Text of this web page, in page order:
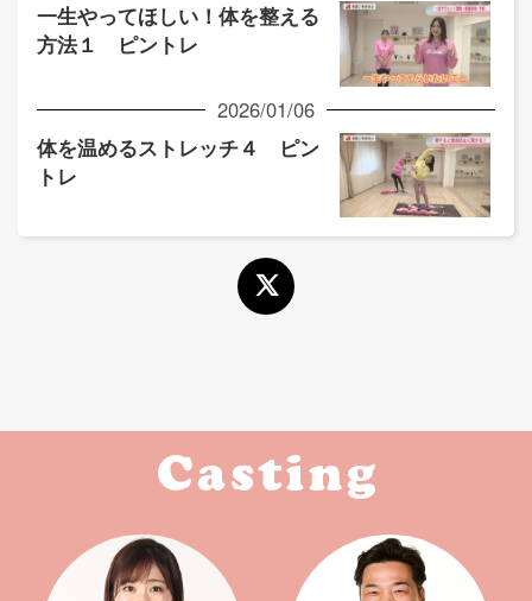
一生やってほしい！体を整える
方法１ ピントレ
2026/01/06
体を温めるストレッチ４ ピン
トレ